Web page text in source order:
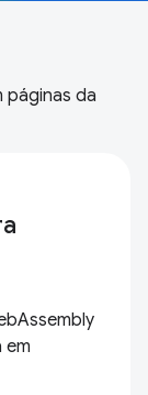
páginas da
em